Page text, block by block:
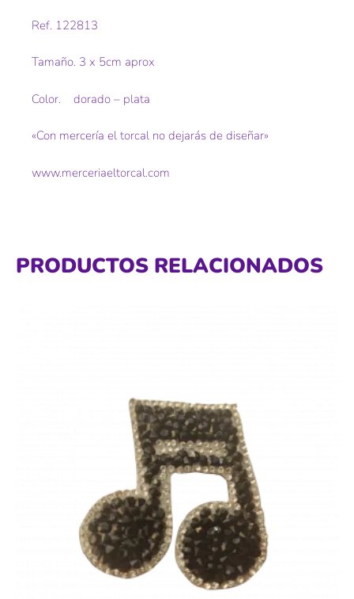
Ref. 122813
Tamaño. 3 x 5cm aprox
Color. dorado – plata
«Con mercería el torcal no dejarás de diseñar»
www.merceriaeltorcal.com
PRODUCTOS RELACIONADOS